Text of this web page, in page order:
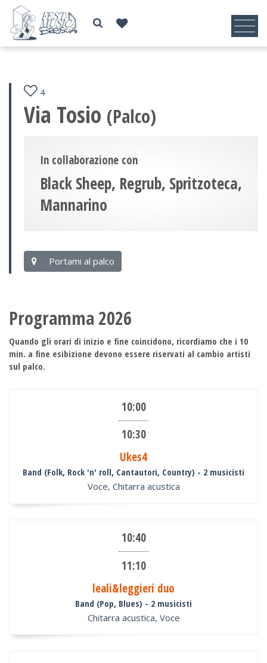
4
Via Tosio (Palco)
In collaborazione con
Black Sheep, Regrub, Spritzoteca,
Mannarino
Portami al palco
Programma 2026
Quando gli orari di inizio e fine coincidono, ricordiamo che i 10
min. a fine esibizione devono essere riservati al cambio artisti
sul palco.
10:00
10:30
Ukes4
Band (Folk, Rock 'n' roll, Cantautori, Country) - 2 musicisti
Voce, Chitarra acustica
10:40
11:10
leali&leggieri duo
Band (Pop, Blues) - 2 musicisti
Chitarra acustica, Voce